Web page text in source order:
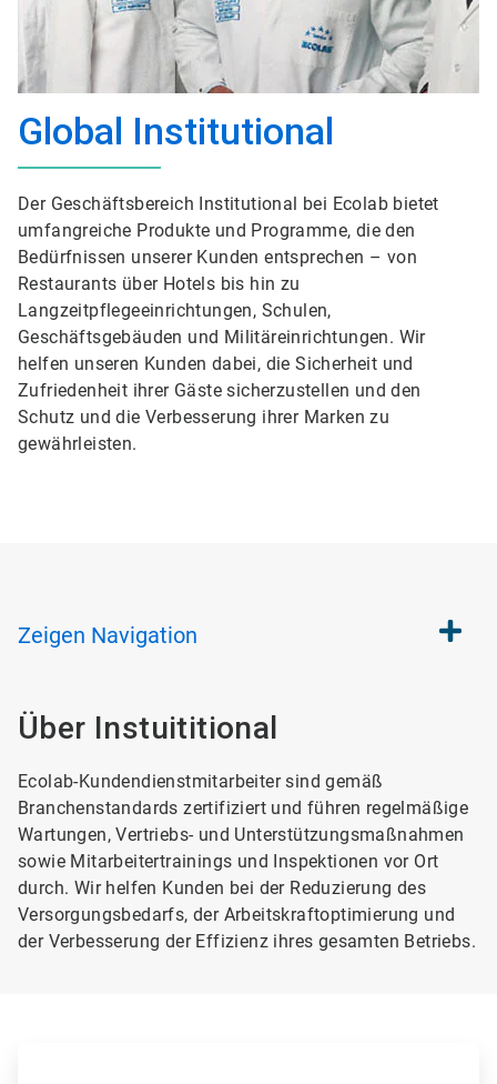
Global Institutional
Der Geschäftsbereich Institutional bei Ecolab bietet
umfangreiche Produkte und Programme, die den
Bedürfnissen unserer Kunden entsprechen – von
Restaurants über Hotels bis hin zu
Langzeitpflegeeinrichtungen, Schulen,
Geschäftsgebäuden und Militäreinrichtungen. Wir
helfen unseren Kunden dabei, die Sicherheit und
Zufriedenheit ihrer Gäste sicherzustellen und den
Schutz und die Verbesserung ihrer Marken zu
gewährleisten.
Zeigen Navigation
Über Instuititional
Ecolab-Kundendienstmitarbeiter sind gemäß
Branchenstandards zertifiziert und führen regelmäßige
Wartungen, Vertriebs- und Unterstützungsmaßnahmen
sowie Mitarbeitertrainings und Inspektionen vor Ort
durch. Wir helfen Kunden bei der Reduzierung des
Versorgungsbedarfs, der Arbeitskraftoptimierung und
der Verbesserung der Effizienz ihres gesamten Betriebs.